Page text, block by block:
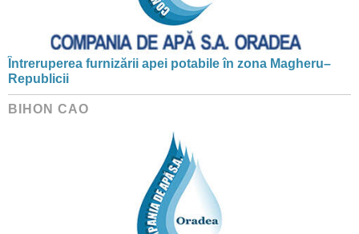
Întreruperea furnizării apei potabile în zona Magheru–
Republicii
BIHON CAO